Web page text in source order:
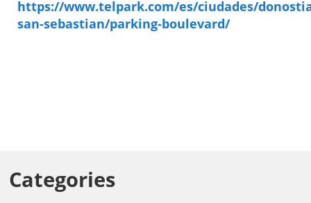
https://www.telpark.com/es/ciudades/
san-sebastian/parking-boulevard/
Categories